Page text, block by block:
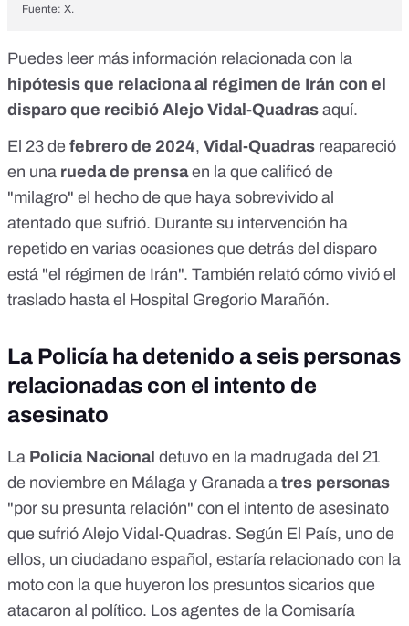
Fuente: X.
Puedes leer más información relacionada con la
hipótesis que relaciona al régimen de Irán con el
disparo que recibió Alejo Vidal-Quadras aquí.
El 23 de febrero de 2024, Vidal-Quadras reapareció
en una rueda de prensaen la que calificó de
"milagro" el hecho de que haya sobrevivido al
atentado que sufrió. Durante su intervención ha
repetido en varias ocasiones que detrás del disparo
está "el régimen de Irán". También relató cómo vivió el
traslado hasta el Hospital Gregorio Marañón.
La Policía ha detenido a seis personas
relacionadas con el intento de
asesinato
La Policía Nacional detuvo en la madrugada del 21
de noviembre en Málaga y Granada a tres personas
"por su presunta relación" con el intento de asesinato
que sufrió Alejo Vidal-Quadras. Según El País, uno de
ellos, un ciudadano español, estaría relacionado con la
moto con la que huyeron los presuntos sicarios que
atacaron al político. Los agentes de la Comisaría